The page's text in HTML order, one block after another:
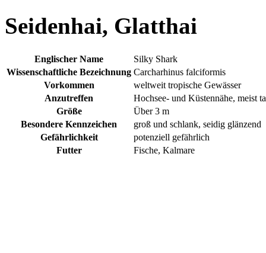
Seidenhai, Glatthai
Englischer Name
Silky Shark
Wissenschaftliche Bezeichnung Carcharhinus falciformis
Vorkommen
weltweit tropische Gewässer
Anzutreffen
Hochsee- und Küstennähe, meist
Größe
Über 3 m
Besondere Kennzeichen
groß und schlank, seidig glänzend
Gefährlichkeit
potenziell gefährlich
Futter
Fische, Kalmare